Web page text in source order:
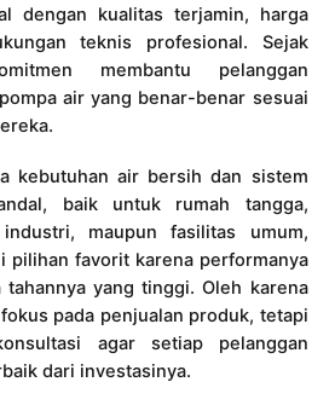
dengan kualitas terjamin, harga
teknis profesional. Sejak
membantu pelanggan
air yang benar-benar sesuai
kebutuhan air bersih dan sistem
baik untuk rumah tangga,
maupun fasilitas umum,
pilihan favorit karena performanya
yang tinggi. Oleh karena
pada penjualan produk, tetapi
agar setiap pelanggan
dari investasinya.